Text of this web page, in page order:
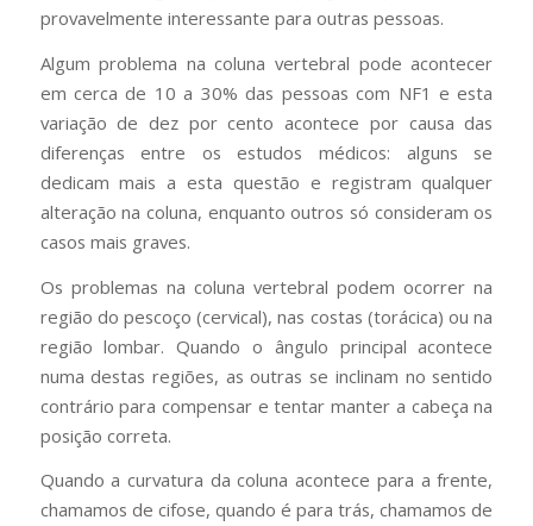
provavelmente interessante para outras pessoas.
Algum problema na coluna vertebral pode acontecer
em cerca de 10 a 30% das pessoas com NF1 e esta
variação de dez por cento acontece por causa das
diferenças entre os estudos médicos: alguns se
dedicam mais a esta questão e registram qualquer
alteração na coluna, enquanto outros só consideram os
casos mais graves.
Os problemas na coluna vertebral podem ocorrer na
região do pescoço (cervical), nas costas (torácica) ou na
região lombar. Quando o ângulo principal acontece
numa destas regiões, as outras se inclinam no sentido
contrário para compensar e tentar manter a cabeça na
posição correta.
Quando a curvatura da coluna acontece para a frente,
chamamos de cifose, quando é para trás, chamamos de